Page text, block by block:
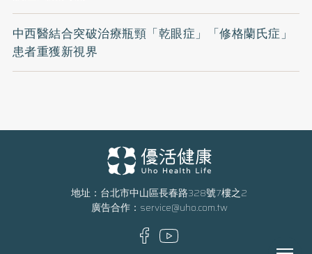
中西醫結合突破治療瓶頸「乾眼症」「修格蘭氏症」
患者重獲新視界
地址：台北市中山區長春路328號7樓之2
廣告合作： service@uho.com.tw